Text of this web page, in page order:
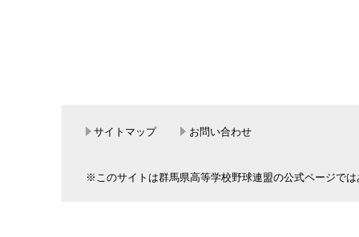
サイトマップ お問い合わせ
※このサイトは群馬県高等学校野球連盟の公式ページで